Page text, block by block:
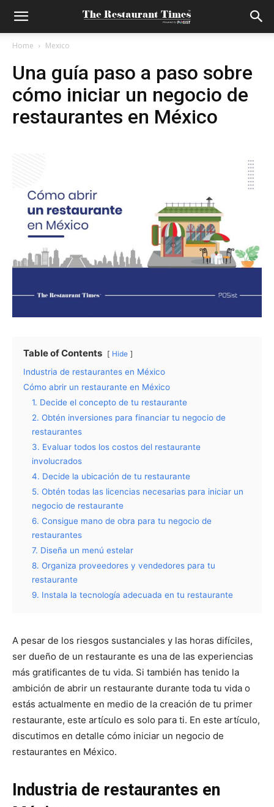
Home Mexico
Una guía paso a paso sobre
cómo iniciar un negocio de
restaurantes en México
Table of Contents Hide
Industria de restaurantes en México
Cómo abrir un restaurante en México
1. Decide el concepto de tu restaurante
2. Obtén inversiones para financiar tu negocio de
restaurantes
3. Evaluar todos los costos del restaurante
involucrados
4. Decide la ubicación de tu restaurante
5. Obtén todas las licencias necesarias para iniciar un
negocio de restaurante
6. Consigue mano de obra para tu negocio de
restaurantes
7. Diseña un menú estelar
8. Organiza proveedores y vendedores para tu
restaurante
9. Instala la tecnología adecuada en tu restaurante
A pesar de los riesgos sustanciales y las horas difíciles,
ser dueño de un restaurante es una de las experiencias
más gratificantes de tu vida. Si también has tenido la
ambición de abrir un restaurante durante toda tu vida o
estás actualmente en medio de la creación de tu primer
restaurante, este artículo es solo para ti. En este artículo,
discutimos en detalle cómo iniciar un negocio de
restaurantes en México.
Industria de restaurantes en